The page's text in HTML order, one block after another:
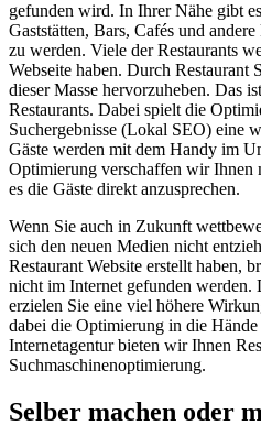
gefunden wird. In Ihrer Nähe gibt
Gaststätten, Bars, Cafés und
zu werden. Viele der Restaurants
Webseite haben. Durch Restaurant
dieser Masse hervorzuheben. Das
Restaurants. Dabei spielt die
Suchergebnisse (Lokal SEO) eine
Gäste werden mit dem Handy im
Optimierung verschaffen wir Ihnen
es die Gäste direkt anzusprechen.
Wenn Sie auch in Zukunft
sich den neuen Medien nicht
Restaurant Website erstellt haben,
nicht im Internet gefunden werden.
erzielen Sie eine viel höhere
dabei die Optimierung in die
Internetagentur bieten wir Ihnen
Suchmaschinenoptimierung.
Selber machen oder